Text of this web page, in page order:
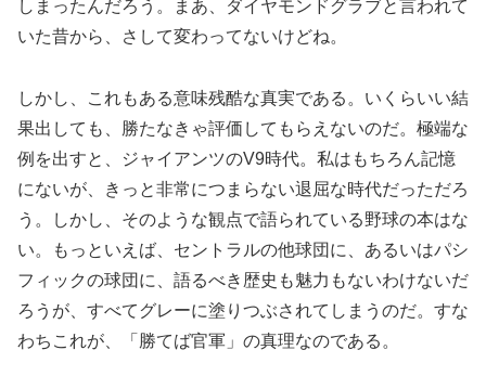
しまったんだろう。まあ、ダイヤモンドグラブと言われて
いた昔から、さして変わってないけどね。
しかし、これもある意味残酷な真実である。いくらいい結
果出しても、勝たなきゃ評価してもらえないのだ。極端な
例を出すと、ジャイアンツのV9時代。私はもちろん記憶
にないが、きっと非常につまらない退屈な時代だっただろ
う。しかし、そのような観点で語られている野球の本はな
い。もっといえば、セントラルの他球団に、あるいはパシ
フィックの球団に、語るべき歴史も魅力もないわけないだ
ろうが、すべてグレーに塗りつぶされてしまうのだ。すな
わちこれが、「勝てば官軍」の真理なのである。